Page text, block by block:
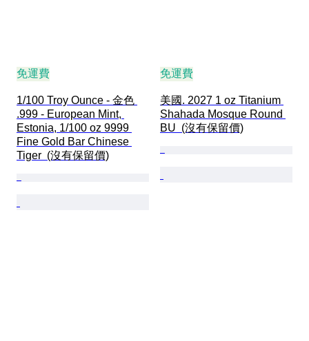
免運費
1/100 Troy Ounce - 金色
.999 - European Mint,
Estonia, 1/100 oz 9999
Fine Gold Bar Chinese
Tiger  (沒有保留價)
免運費
美國. 2027 1 oz Titanium
Shahada Mosque Round
BU  (沒有保留價)